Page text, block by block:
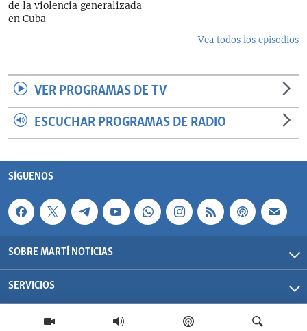
de la violencia generalizada
en Cuba
Vea todos los episodios
VER PROGRAMAS DE TV
ESCUCHAR PROGRAMAS DE RADIO
SÍGUENOS
SOBRE MARTÍ NOTICIAS
SERVICIOS
Martí Noticias| 2026 | OCB | Todos los derechos reservados.